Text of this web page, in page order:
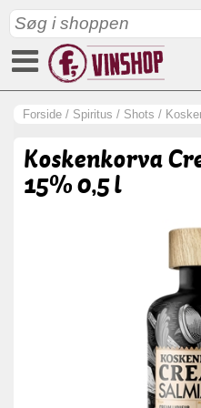
Forside / Spiritus / Shots /
Koskenkorva
15% 0,5 l